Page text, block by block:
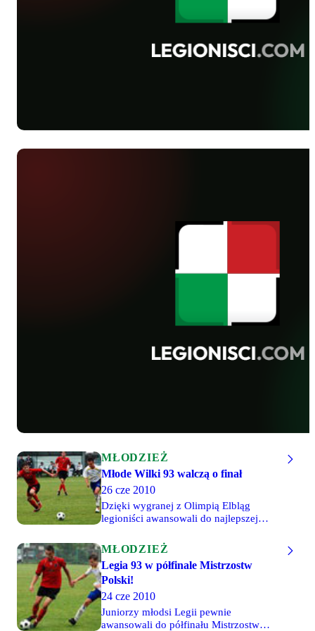
MŁODZIEŻ
Młode Wilki 93 walczą o finał
26 cze 2010
Dzięki wygranej z Olimpią Elbląg
legioniści awansowali do najlepszej
Mistrza Polski juniorów młodszych.
Ostatnią, ale niełatwą przeszkodą na
drodze do turnieju finałowego w Łodzi
jest UKP Prym Zielona Góra. Drużyna z
woj. lubuskiego pokonała 4-3 i 2-0
Hetmana Zamość, a w swoich szeregach
ma kilku reprezentantów Polski.
MŁODZIEŻ
Legia 93 w półfinale Mistrzostw
Polski!
24 cze 2010
Juniorzy młodsi Legii pewnie
awansowali do półfinału Mistrzostw